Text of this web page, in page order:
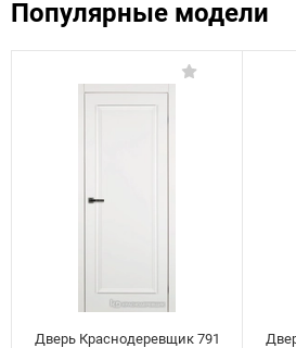
Популярные модели
Дверь Краснодеревщик 791